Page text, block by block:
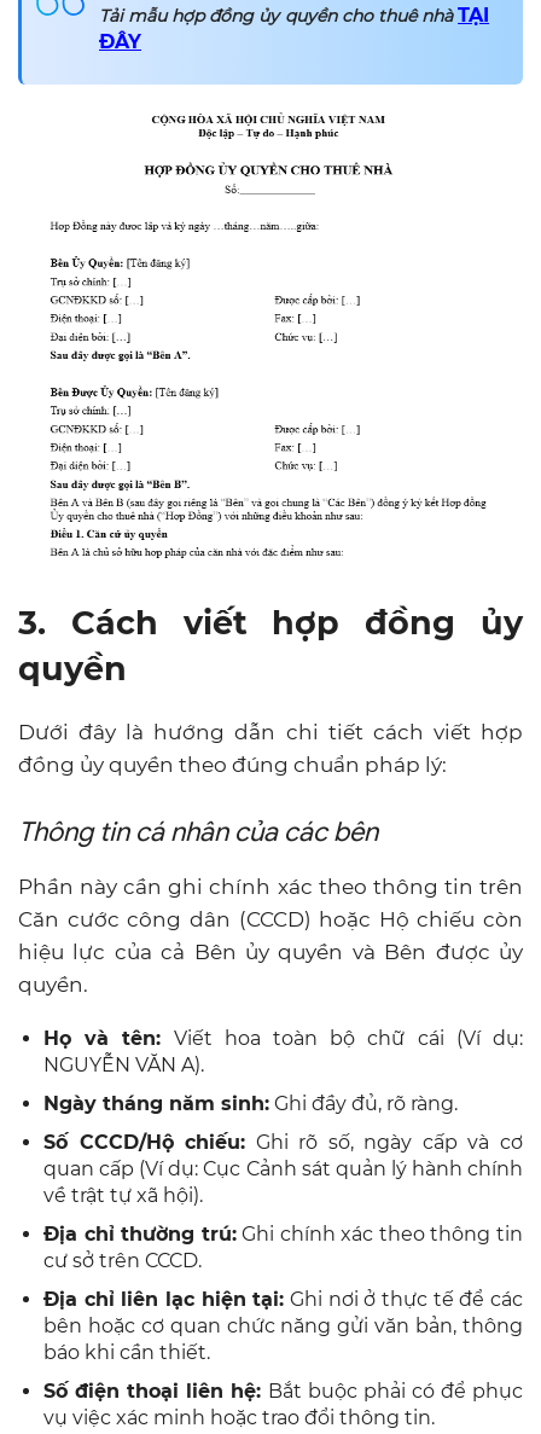
Tải mẫu hợp đồng ủy quyền cho thuê nhàTẠI
ĐÂY
3. Cách viết hợp đồng ủy
quyền
Dưới đây là hướng dẫn chi tiết cách viết hợp
đồng ủy quyền theo đúng chuẩn pháp lý:
Thông tin cá nhân của các bên
Phần này cần ghi chính xác theo thông tin trên
Căn cước công dân (CCCD) hoặc Hộ chiếu còn
hiệu lực của cả Bên ủy quyền và Bên được ủy
quyền.
Họ và tên: Viết hoa toàn bộ chữ cái (Ví dụ:
NGUYỄN VĂN A).
Ngày tháng năm sinh: Ghi đầy đủ, rõ ràng.
Số CCCD/Hộ chiếu: Ghi rõ số, ngày cấp và cơ
quan cấp (Ví dụ: Cục Cảnh sát quản lý hành chính
về trật tự xã hội).
Địa chỉ thường trú:Ghi chính xác theo thông tin
cư sở trên CCCD.
Địa chỉ liên lạc hiện tại: Ghi nơi ở thực tế để các
bên hoặc cơ quan chức năng gửi văn bản, thông
báo khi cần thiết.
Số điện thoại liên hệ: Bắt buộc phải có để phục
vụ việc xác minh hoặc trao đổi thông tin.